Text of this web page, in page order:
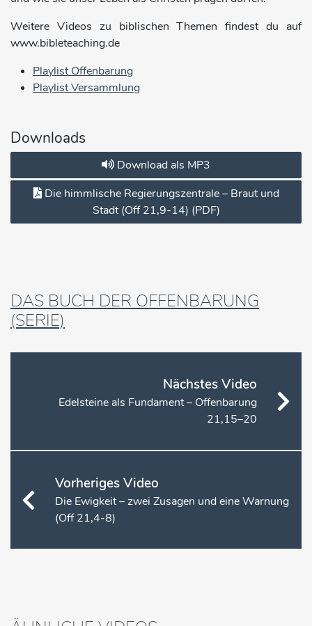
Weitere Videos zu biblischen Themen findest du auf
www.bibleteaching.de
Playlist Offenbarung
Playlist Versammlung
Downloads
Download als MP3
Die himmlische Regierungszentrale – Braut und
Stadt (Off 21,9-14) (PDF)
DAS BUCH DER OFFENBARUNG
(SERIE)
Nächstes Video
Edelsteine als Fundament – Offenbarung
21,15–20
Vorheriges Video
Die Ewigkeit – zwei Zusagen und eine Warnung
(Off 21,4-8)